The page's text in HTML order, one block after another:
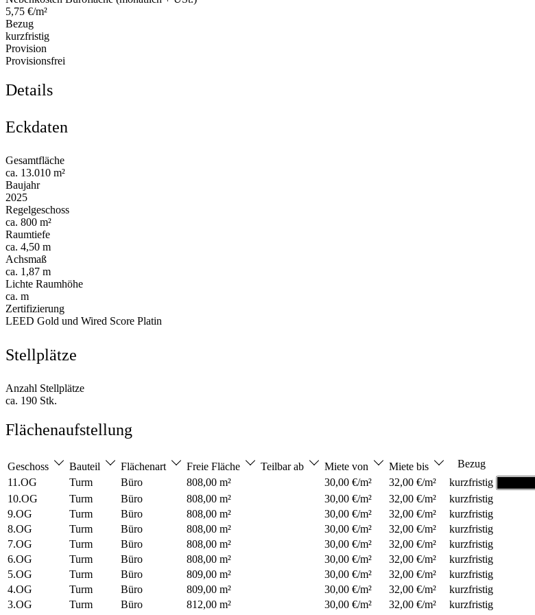
5,75 €/m²
Bezug
kurzfristig
Provision
Provisionsfrei
Details
Eckdaten
Gesamtfläche
ca. 13.010 m²
Baujahr
2025
Regelgeschoss
ca. 800 m²
Raumtiefe
ca. 4,50 m
Achsmaß
ca. 1,87 m
Lichte Raumhöhe
ca. m
Zertifizierung
LEED Gold und Wired Score Platin
Stellplätze
Anzahl Stellplätze
ca. 190 Stk.
Flächenaufstellung
Geschoss Bauteil Flächenart Freie Fläche Teilbar ab Miete von Miete bis
Bezug
11.OG
Turm Büro 808,00 m² 30,00 €/m² 32,00 €/m² kurzfristig
10.OG Turm Büro 808,00 m² 30,00 €/m² 32,00 €/m²
kurzfristig
9.OG
Turm Büro 808,00 m² 30,00 €/m² 32,00 €/m²
kurzfristig
8.OG
Turm Büro 808,00 m² 30,00 €/m² 32,00 €/m²
kurzfristig
7.OG
Turm Büro 808,00 m² 30,00 €/m² 32,00 €/m²
kurzfristig
6.OG
Turm Büro 808,00 m² 30,00 €/m² 32,00 €/m²
kurzfristig
5.OG
Turm Büro 809,00 m² 30,00 €/m² 32,00 €/m²
kurzfristig
4.OG
Turm Büro 809,00 m² 30,00 €/m² 32,00 €/m²
kurzfristig
3.OG
Turm Büro 812,00 m² 30,00 €/m² 32,00 €/m²
kurzfristig